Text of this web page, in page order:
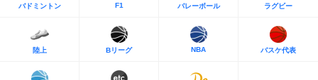
バドミントン F1 バレーボール ラグビー
陸上 Bリーグ NBA バスケ代表